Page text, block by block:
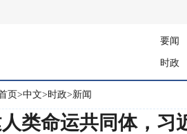
要闻
时政
页>中文>时政>新闻
类命运共同体，习